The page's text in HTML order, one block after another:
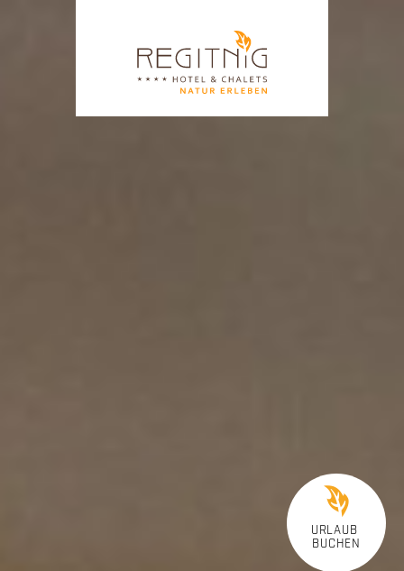
URLAUB
BUCHEN